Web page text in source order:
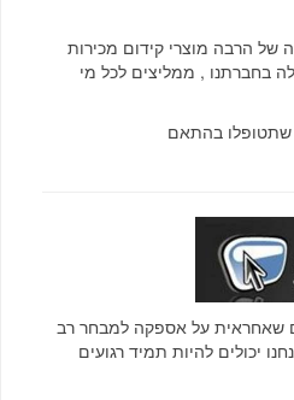
הרבה מוצרי קידום מכירות
בחברתנו , ממליצים לכל מי
בהתאם
שאחראית על אספקה למבחר רב
יכולים להיות תמיד רגועים